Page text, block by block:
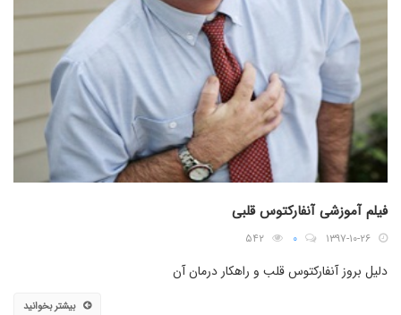
فیلم آموزشی آنفارکتوس قلبی
۱۳۹۷-۱۰-۲۶ ۰ ۵۴۲
دلیل بروز آنفارکتوس قلب و راهکار درمان آن
بیشتر بخوانید